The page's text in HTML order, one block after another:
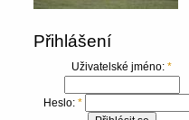
Přihlášení
Uživatelské jméno: *
Heslo: *